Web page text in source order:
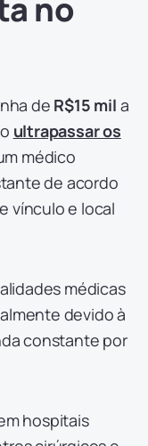
no
de R$15 mil a
ultrapassar os
médico
de acordo
vínculo e local
médicas
devido à
constante por
hospitais